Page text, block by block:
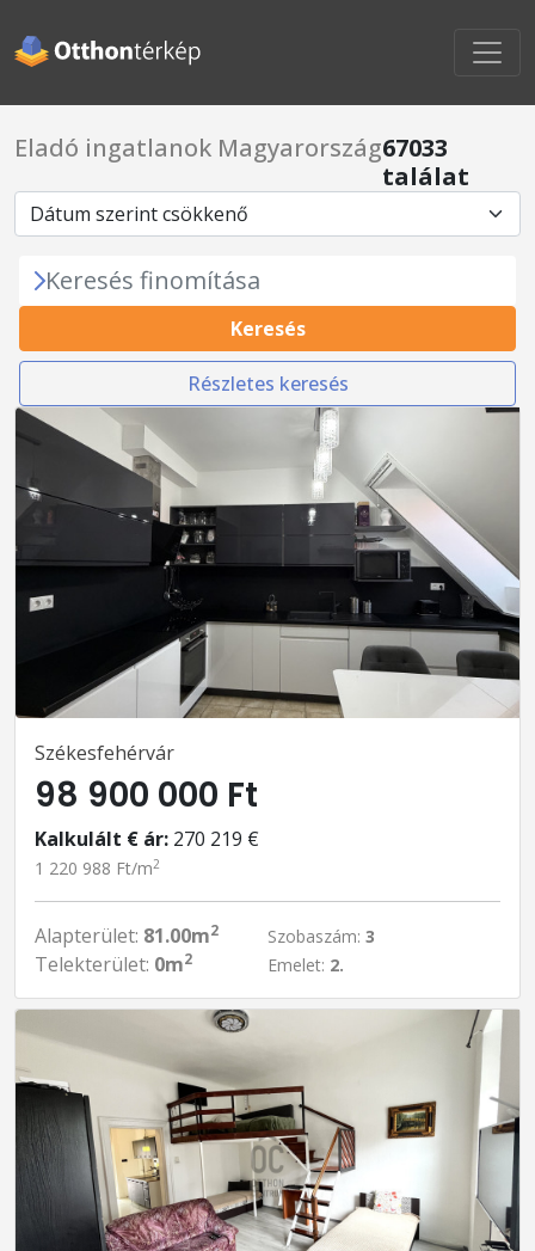
Eladó ingatlanok Magyarország67033
találat
Keresés finomítása
Keresés
Részletes keresés
Székesfehérvár
98 900 000 Ft
Kalkulált € ár: 270 219 €
1 220 988 Ft/m2
Alapterület: 81.00m2
Telekterület: 0m2
Szobaszám: 3
Emelet: 2.